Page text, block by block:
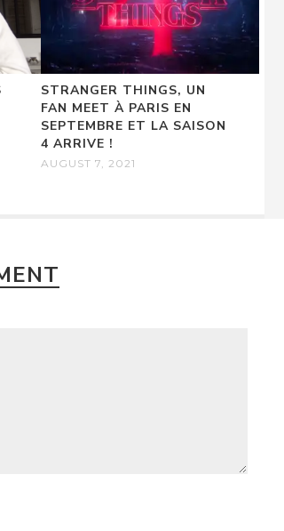
STRANGER THINGS, UN
FAN MEET À PARIS EN
SEPTEMBRE ET LA SAISON
4 ARRIVE !
AUGUST 7, 2021